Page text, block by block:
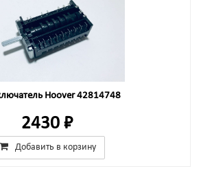
Hoover 42814748
2430 ₽
Добавить в корзину